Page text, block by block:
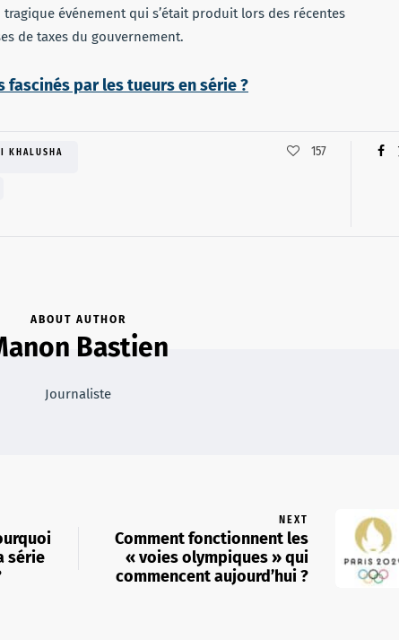
événement qui s’était produit lors des récentes
de taxes du gouvernement.
fascinés par les tueurs en série ?
KHALUSHA
157
ABOUT AUTHOR
Bastien
Journaliste
série
NEXT
Comment fonctionnent les
« voies olympiques » qui
commencent aujourd’hui ?